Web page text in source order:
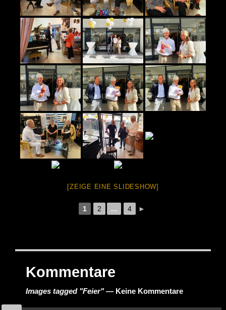
[ZEIGE EINE SLIDESHOW]
1 2 ... 4 ►
Kommentare
Images tagged "Feier"— Keine Kommentare